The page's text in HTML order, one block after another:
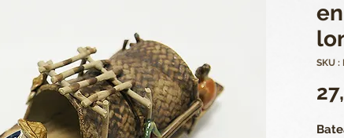
SKU :